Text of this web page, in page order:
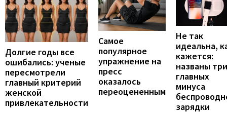
Долгие годы все
ошибались: ученые
пересмотрели
главный критерий
женской
привлекательности
Самое
популярное
упражнение на
пресс
оказалось
переоцененным
Не так
идеальна,
кажется:
названы три
главных
минуса
зарядки